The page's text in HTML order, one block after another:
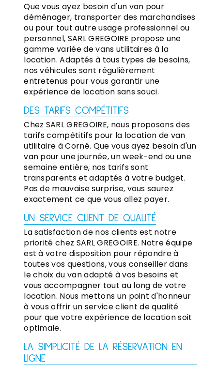
Que vous ayez besoin d'un van pour
déménager, transporter des marchandises
ou pour tout autre usage professionnel ou
personnel, SARL GREGOIRE propose une
gamme variée de vans utilitaires à la
location. Adaptés à tous types de besoins,
nos véhicules sont régulièrement
entretenus pour vous garantir une
expérience de location sans souci.
DES TARIFS COMPÉTITIFS
Chez SARL GREGOIRE, nous proposons des
tarifs compétitifs pour la location de van
utilitaire à Corné. Que vous ayez besoin d'un
van pour une journée, un week-end ou une
semaine entière, nos tarifs sont
transparents et adaptés à votre budget.
Pas de mauvaise surprise, vous saurez
exactement ce que vous allez payer.
UN SERVICE CLIENT DE QUALITÉ
La satisfaction de nos clients est notre
priorité chez SARL GREGOIRE. Notre équipe
est à votre disposition pour répondre à
toutes vos questions, vous conseiller dans
le choix du van adapté à vos besoins et
vous accompagner tout au long de votre
location. Nous mettons un point d'honneur
à vous offrir un service client de qualité
pour que votre expérience de location soit
optimale.
LA SIMPLICITÉ DE LA RÉSERVATION EN
LIGNE